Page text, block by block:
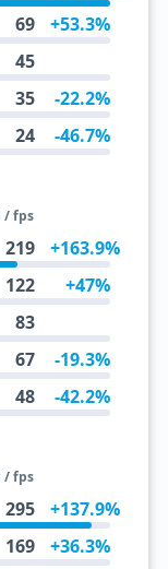
69 +53.3%
45
35 -22.2%
24 -46.7%
/ fps
219 +163.9%
122 +47%
83
67 -19.3%
48 -42.2%
/ fps
295 +137.9%
169 +36.3%